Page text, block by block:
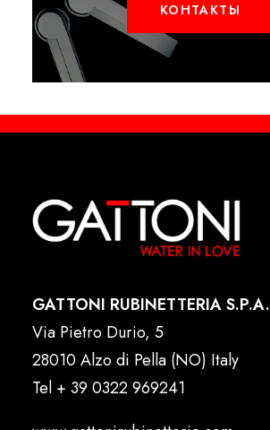
КОНТАКТЫ
GATTONI RUBINETTERIA S.P.A.
Via Pietro Durio, 5
28010 Alzo di Pella (NO) Italy
Tel + 39 0322 969241